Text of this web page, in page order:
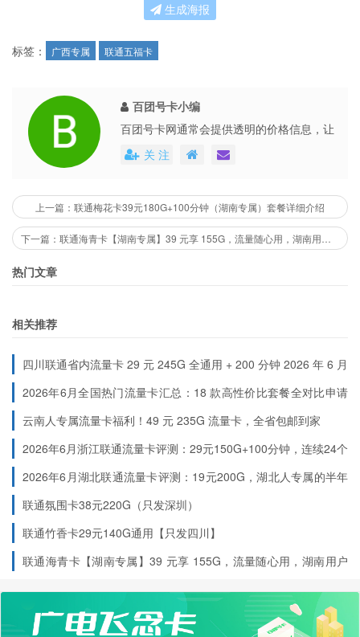
仅限广西地区 ：收货地址必须为广西省内，激活需在广西区
内完成
办理
激活有效期：收到卡后 7 天内激活，逾期号码自动回收
首充要求：必须首充 100 元才能享受 39 元 219G 套餐，否则
按原套餐 29 元 80G 计费
为什么选联通五福卡？
流量王炸
100G，电信 49 元 150G）
纯通用流量：无定向流量限制，所有 APP 都能用，告别 “定
向陷阱”
广西专属福利：专为广西用户定制，全区覆盖，乡镇也能高
官方保障：联通正规套餐，营业厅可查，售后无忧
立即办理（广西用户专享）
生成海报
标签： 广西专属 联通五福卡
百团号卡小编
百团号卡网通常会提供透明的价格信息，让
用户能够清楚地了解到每个号卡套餐的具体
费用。这些平台还会不定期地推出各种优惠
了市场的公平竞争。
关 注
上一篇：联通梅花卡39元180G+100分钟（湖南专属）套餐详细介绍
热门文章
相关推荐
四川联通省内流量卡 29 元 245G 全通用 + 200 分钟 2026 年 6 月
最新首充规则
2026年6月全国热门流量卡汇总：18 款高性价比套餐全对比申请
入口（按地区分类）
云南人专属流量卡福利！49 元 235G 流量卡，全省包邮到家
2026年6月浙江联通流量卡评测：29元150G+100分钟，连续24个
月稳定低价
2026年6月湖北联通流量卡评测：19元200G，湖北人专属的半年
流量神卡
联通氛围卡38元220G（只发深圳）
联通竹香卡29元140G通用【只发四川】
联通海青卡【湖南专属】39 元享 155G，流量随心用，湖南用户